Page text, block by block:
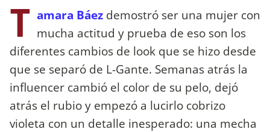
T amara Báez demostró ser una mujer con
mucha actitud y prueba de eso son los
diferentes cambios de look que se hizo desde
que se separó de L-Gante. Semanas atrás la
influencer cambió el color de su pelo, dejó
atrás el rubio y empezó a lucirlo cobrizo
violeta con un detalle inesperado: una mecha